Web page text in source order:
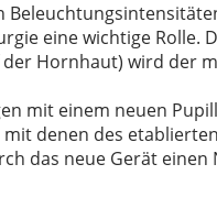
eine wichtige Rolle.
Hornhaut) wird der
mit einem neuen
denen des
das neue Gerät einen